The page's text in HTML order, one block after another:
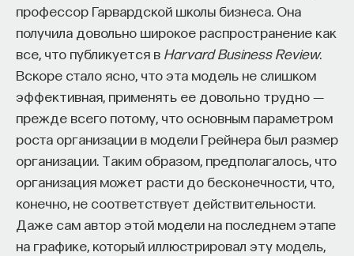
профессор Гарвардской школы бизнеса. Она
получила довольно широкое распространение как
все, что публикуется в Harvard Business Review.
Вскоре стало ясно, что эта модель не слишком
эффективная, применять ее довольно трудно ―
прежде всего потому, что основным параметром
роста организации в модели Грейнера был размер
организации. Таким образом, предполагалось, что
организация может расти до бесконечности, что,
конечно, не соответствует действительности.
Даже сам автор этой модели на последнем этапе
на графике, который иллюстрировал эту модель,
Основатель ПостНауки Ивар Максутов запускает
проект Naukka Talents.
Это глобальная экосистема для поиска и найма
STEM-специалистов (Science, Technology,
Engineering, Mathematics) в самые амбициозные
Deep-Tech и Biotech проекты по всему миру. Если
вы занимаетесь биоинформатикой, молекулярной
биологией, ИИ или другими наукоемкими
дисциплинами, проект поможет вам найти место
в командах, меняющих индустрию.
Как стать участником:
Заполнить анкету кандидата